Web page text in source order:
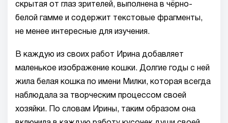
скрытая от глаз зрителей, выполнена в чёрно-
белой гамме и содержит текстовые фрагменты,
не менее интересные для изучения.
В каждую из своих работ Ирина добавляет
маленькое изображение кошки. Долгие годы с ней
жила белая кошка по имени Милки, которая всегда
наблюдала за творческим процессом своей
хозяйки. По словам Ирины, таким образом она